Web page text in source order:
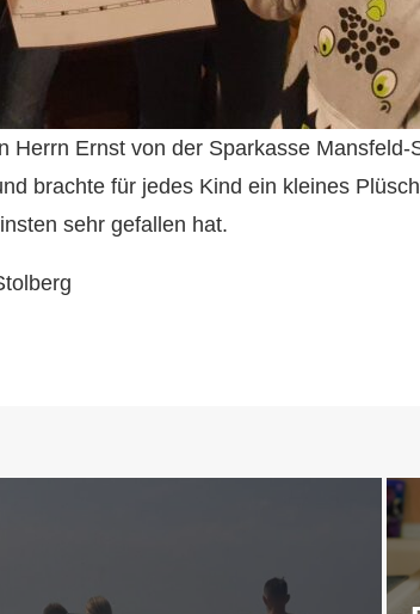
Ernst von der Sparkasse
brachte für jedes Kind ein kleines
sehr gefallen hat.